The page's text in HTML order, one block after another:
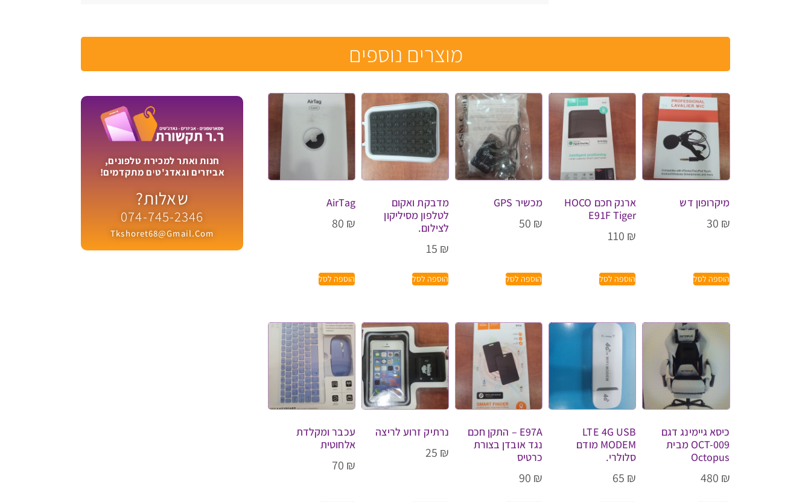
מוצרים נוספים
מיקרופון דש
30 ₪
הוספה לסל
ארנק חכם HOCO
E91F Tiger
110 ₪
הוספה לסל
מכשיר GPS
50 ₪
הוספה לסל
מדבקת ואקום
לטלפון מסיליקון
לצילום.
15 ₪
הוספה לסל
AirTag
80 ₪
הוספה לסל
כיסא גיימינג דגם
OCT-009 מבית
Octopus
480 ₪
LTE 4G USB
MODEM מודם
סלולרי.
65 ₪
E97A – התקן חכם
נגד אובדן בצורת
כרטיס
90 ₪
נרתיק זרוע לריצה
25 ₪
עכבר ומקלדת
אלחוטית
70 ₪
חנות ואתר למכירת טלפונים,
אביזרים וגאדג'טים מתקדמים!
שאלות?
074-745-2346
Tkshoret68@gmail.com